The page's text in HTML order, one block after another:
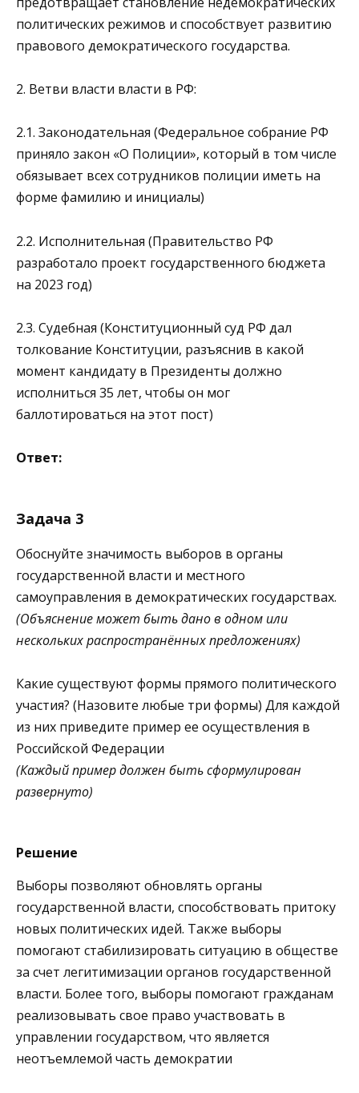
политических режимов и способствует развитию
правового демократического государства.
2. Ветви власти власти в РФ:
2.1. Законодательная (Федеральное собрание РФ
приняло закон «О Полиции», который в том числе
обязывает всех сотрудников полиции иметь на
форме фамилию и инициалы)
2.2. Исполнительная (Правительство РФ
разработало проект государственного бюджета
на 2023 год)
2.3. Судебная (Конституционный суд РФ дал
толкование Конституции, разъяснив в какой
момент кандидату в Президенты должно
исполниться 35 лет, чтобы он мог
баллотироваться на этот пост)
Ответ:
Задача 3
Обоснуйте значимость выборов в органы
государственной власти и местного
самоуправления в демократических государствах.
(Объяснение может быть дано в одном или
нескольких распространённых предложениях)
Какие существуют формы прямого политического
участия? (Назовите любые три формы) Для каждой
из них приведите пример ее осуществления в
Российской Федерации
(Каждый пример должен быть сформулирован
развернуто)
Решение
Выборы позволяют обновлять органы
государственной власти, способствовать притоку
новых политических идей. Также выборы
помогают стабилизировать ситуацию в обществе
за счет легитимизации органов государственной
власти. Более того, выборы помогают гражданам
реализовывать свое право участвовать в
управлении государством, что является
неотъемлемой часть демократии